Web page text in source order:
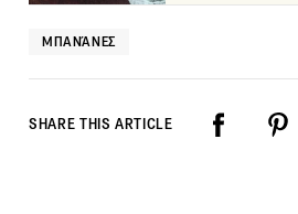
ΜΠΑΝΆΝΕΣ
SHARE THIS ARTICLE